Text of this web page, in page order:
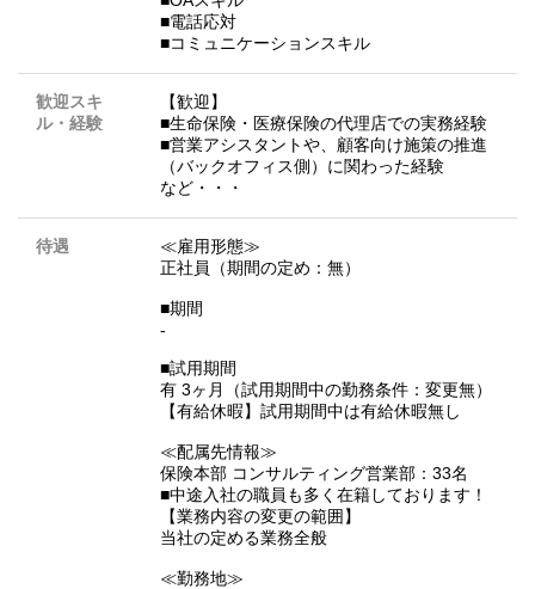
■電話応対
■コミュニケーションスキル
歓迎スキ
ル・経験
【歓迎】
■生命保険・医療保険の代理店での実務経験
■営業アシスタントや、顧客向け施策の推進
（バックオフィス側）に関わった経験
など・・・
待遇
≪雇用形態≫
正社員（期間の定め：無）
■期間
-
■試用期間
有 3ヶ月（試用期間中の勤務条件：変更無）
【有給休暇】試用期間中は有給休暇無し
≪配属先情報≫
保険本部 コンサルティング営業部：33名
■中途入社の職員も多く在籍しております！
【業務内容の変更の範囲】
当社の定める業務全般
≪勤務地≫